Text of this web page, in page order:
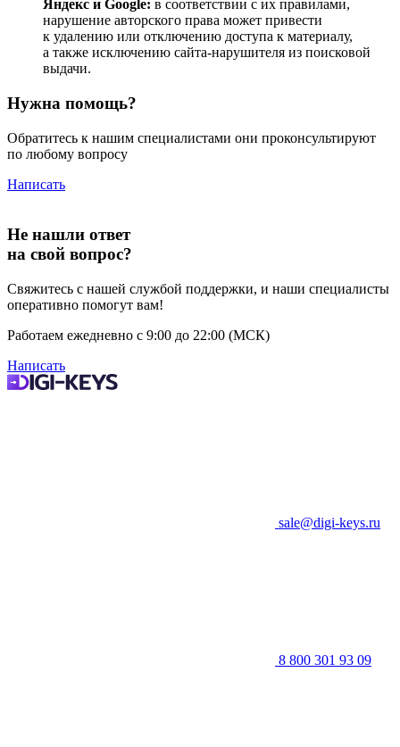
Яндекс и Google: в соответствии с их правилами,
нарушение авторского права может привести
к удалению или отключению доступа к материалу,
а также исключению сайта-нарушителя из поисковой
выдачи.
Нужна помощь?
Обратитесь к нашим специалистами они проконсультируют
по любому вопросу
Написать
Не нашли ответ
на свой вопрос?
Свяжитесь с нашей службой поддержки, и наши специалисты
оперативно помогут вам!
Работаем ежедневно с 9:00 до 22:00 (МСК)
Написать
sale@digi-keys.ru
8 800 301 93 09